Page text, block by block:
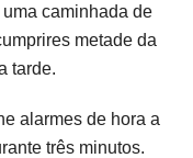
caminhada de
metade da
tarde.
alarmes de hora a
três minutos.